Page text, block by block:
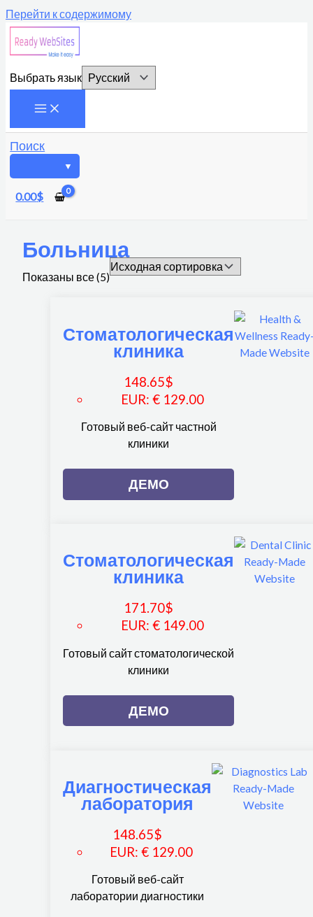
Перейти к содержимому
Выбрать язык
Поиск
0.00$
Больница
Показаны все (5)
Стоматологическая
клиника
148.65$
EUR:€ 129.00
Готовый веб-сайт частной
клиники
ДЕМО
Стоматологическая
клиника
171.70$
EUR:€ 149.00
Готовый сайт стоматологической
клиники
ДЕМО
Диагностическая
лаборатория
148.65$
EUR:€ 129.00
Готовый веб-сайт
лаборатории диагностики